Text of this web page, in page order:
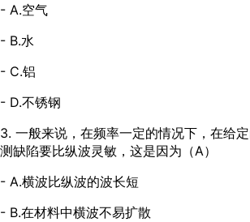
- A.空气
- B.水
- C.铝
- D.不锈钢
3. 一般来说，在频率一定的情况下，在给
测缺陷要比纵波灵敏，这是因为（A）
- A.横波比纵波的波长短
- B.在材料中横波不易扩散